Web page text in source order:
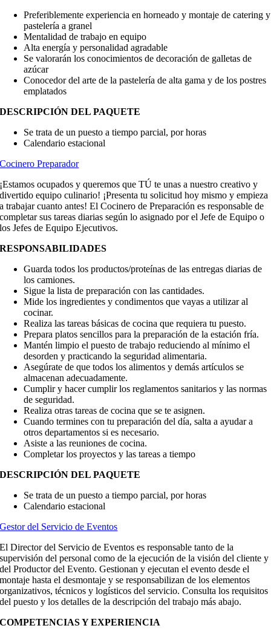
Preferiblemente experiencia en horneado y montaje de catering y
pastelería a granel
Mentalidad de trabajo en equipo
Alta energía y personalidad agradable
Se valorarán los conocimientos de decoración de galletas de
azúcar
Conocedor del arte de la pastelería de alta gama y de los postres
emplatados
DESCRIPCIÓN DEL PAQUETE
Se trata de un puesto a tiempo parcial, por horas
Calendario estacional
Cocinero Preparador
¡Estamos ocupados y queremos que TÚ te unas a nuestro creativo y
divertido equipo culinario! ¡Presenta tu solicitud hoy mismo y empieza
a trabajar cuanto antes! El Cocinero de Preparación es responsable de
completar sus tareas diarias según lo asignado por el Jefe de Equipo o
los Jefes de Equipo Ejecutivos.
RESPONSABILIDADES
Guarda todos los productos/proteínas de las entregas diarias de
los camiones.
Sigue la lista de preparación con las cantidades.
Mide los ingredientes y condimentos que vayas a utilizar al
cocinar.
Realiza las tareas básicas de cocina que requiera tu puesto.
Prepara platos sencillos para la preparación de la estación fría.
Mantén limpio el puesto de trabajo reduciendo al mínimo el
desorden y practicando la seguridad alimentaria.
Asegúrate de que todos los alimentos y demás artículos se
almacenan adecuadamente.
Cumplir y hacer cumplir los reglamentos sanitarios y las normas
de seguridad.
Realiza otras tareas de cocina que se te asignen.
Cuando termines con tu preparación del día, salta a ayudar a
otros departamentos si es necesario.
Asiste a las reuniones de cocina.
Completar los proyectos y las tareas a tiempo
DESCRIPCIÓN DEL PAQUETE
Se trata de un puesto a tiempo parcial, por horas
Calendario estacional
Gestor del Servicio de Eventos
El Director del Servicio de Eventos es responsable tanto de la
supervisión del personal como de la ejecución de la visión del cliente y
del Productor del Evento. Gestionan y ejecutan el evento desde el
montaje hasta el desmontaje y se responsabilizan de los elementos
organizativos, técnicos y logísticos del servicio. Consulta los requisitos
del puesto y los detalles de la descripción del trabajo más abajo.
COMPETENCIAS Y EXPERIENCIA